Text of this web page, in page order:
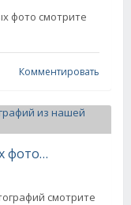
фото смотрите
Комментировать
Подборка смешных и забавных фотографий из нашей жизни
смотрите